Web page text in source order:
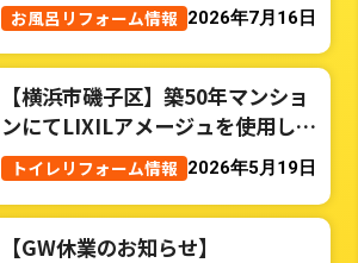
お風呂リフォーム情報 2026年7月16日
【横浜市磯子区】築50年マンショ
ンにてLIXILアメージュを使用した
トイレリフォーム事例
トイレリフォーム情報 2026年5月19日
【GW休業のお知らせ】